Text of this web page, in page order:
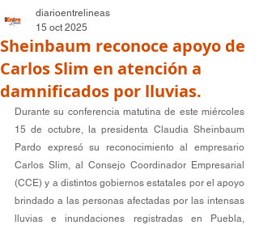
Sheinbaum reconoce apoyo de
Carlos Slim en atención a
damnificados por lluvias.
diarioentrelineas
15 oct 2025
Durante su conferencia matutina de este miércoles
15 de octubre, la presidenta Claudia Sheinbaum
Pardo expresó su reconocimiento al empresario
Carlos Slim, al Consejo Coordinador Empresarial
(CCE) y a distintos gobiernos estatales por el apoyo
brindado a las personas afectadas por las intensas
lluvias e inundaciones registradas en Puebla,